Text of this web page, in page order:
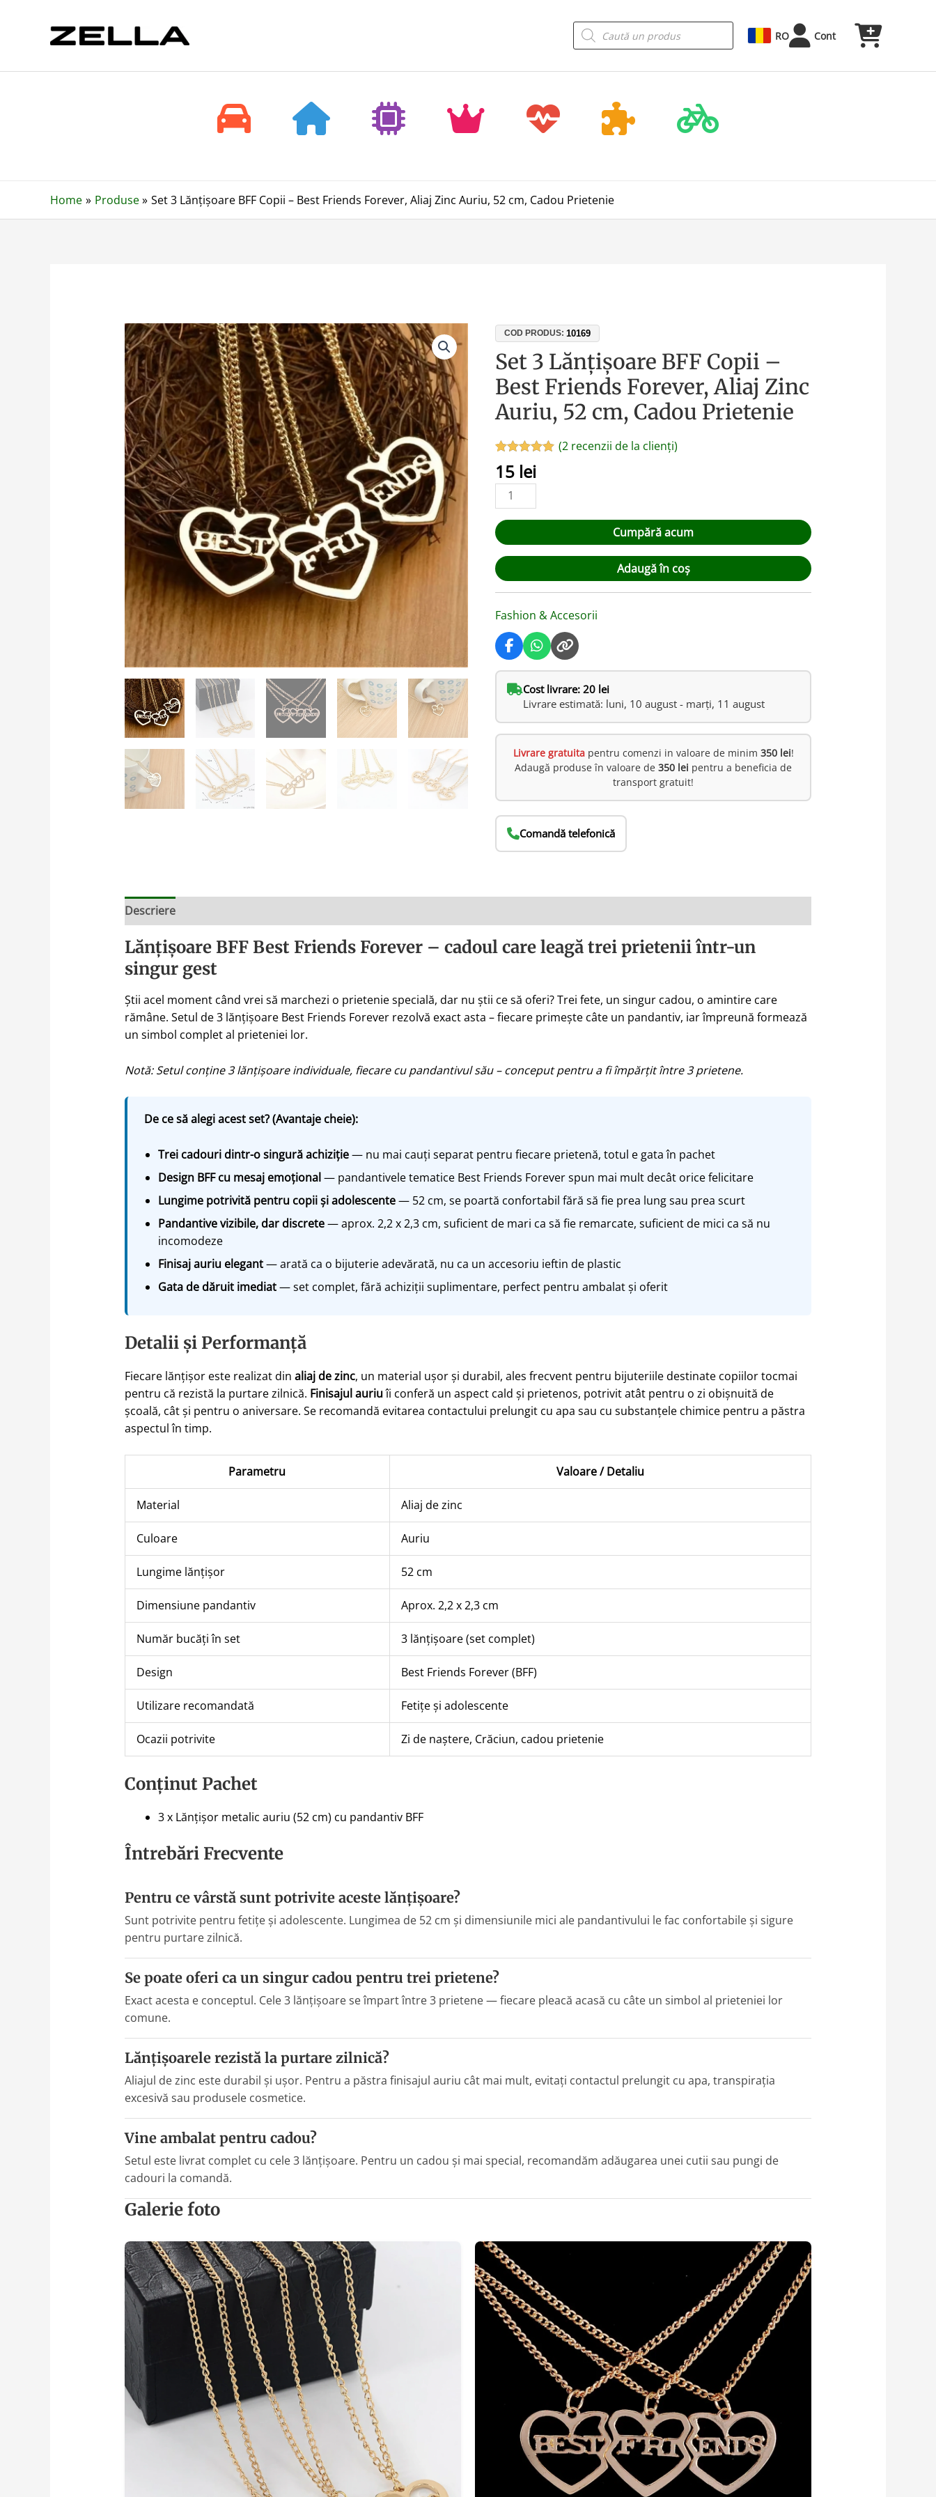
Products
search RO Cont
Home Produse Set 3 Lănțișoare BFF Copii – Best Friends Forever, Aliaj Zinc Auriu, 52 cm, Cadou Prietenie
COD PRODUS:10169
Set 3 Lănțișoare BFF Copii –
Best Friends Forever, Aliaj Zinc
Auriu, 52 cm, Cadou Prietenie
Evaluat la
5.00 din 5 pe
baza a
evaluări de la
clienți
(2recenzii de la clienți)
15 lei
Cantitate
3
Lănțișoare
BFF
Copii
Best
Friends
Forever,
Aliaj
Zinc
Auriu,
52
cm,
Cadou
Prietenie
Cumpără acum
Adaugă în coș
Fashion & Accesorii
Cost livrare: 20 lei
Livrare estimată: luni, 10 august - marți, 11 august
Livrare gratuitapentru comenzi in valoare de minim 350 lei!
Adaugă produse în valoare de350 lei pentru a beneficia de
transport gratuit!
Comandă telefonică
Descriere
Lănțișoare BFF Best Friends Forever – cadoul care leagă trei prietenii într-un
singur gest
Știi acel moment când vrei să marchezi o prietenie specială, dar nu știi ce să oferi? Trei fete, un singur cadou, o amintire care
rămâne. Setul de 3 lănțișoare Best Friends Forever rezolvă exact asta – fiecare primește câte un pandantiv, iar împreună formează
un simbol complet al prieteniei lor.
Notă: Setul conține 3 lănțișoare individuale, fiecare cu pandantivul său – conceput pentru a fi împărțit între 3 prietene.
De ce să alegi acest set? (Avantaje cheie):
Trei cadouri dintr-o singură achiziție— nu mai cauți separat pentru fiecare prietenă, totul e gata în pachet
Design BFF cu mesaj emoțional— pandantivele tematice Best Friends Forever spun mai mult decât orice felicitare
Lungime potrivită pentru copii și adolescente— 52 cm, se poartă confortabil fără să fie prea lung sau prea scurt
Pandantive vizibile, dar discrete— aprox. 2,2 x 2,3 cm, suficient de mari ca să fie remarcate, suficient de mici ca să nu
incomodeze
Finisaj auriu elegant— arată ca o bijuterie adevărată, nu ca un accesoriu ieftin de plastic
Gata de dăruit imediat— set complet, fără achiziții suplimentare, perfect pentru ambalat și oferit
Detalii și Performanță
Fiecare lănțișor este realizat din aliaj de zinc, un material ușor și durabil, ales frecvent pentru bijuteriile destinate copiilor tocmai
pentru că rezistă la purtare zilnică. Finisajul auriuîi conferă un aspect cald și prietenos, potrivit atât pentru o zi obișnuită de
școală, cât și pentru o aniversare. Se recomandă evitarea contactului prelungit cu apa sau cu substanțele chimice pentru a păstra
aspectul în timp.
Parametru Valoare / Detaliu
Material Aliaj de zinc
Culoare Auriu
Lungime lănțișor 52 cm
Dimensiune pandantiv Aprox. 2,2 x 2,3 cm
Număr bucăți în set 3 lănțișoare (set complet)
Design Best Friends Forever (BFF)
Utilizare recomandată Fetițe și adolescente
Ocazii potrivite Zi de naștere, Crăciun, cadou prietenie
Conținut Pachet
3 x Lănțișor metalic auriu (52 cm) cu pandantiv BFF
Întrebări Frecvente
Pentru ce vârstă sunt potrivite aceste lănțișoare?
Sunt potrivite pentru fetițe și adolescente. Lungimea de 52 cm și dimensiunile mici ale pandantivului le fac confortabile și sigure
pentru purtare zilnică.
Se poate oferi ca un singur cadou pentru trei prietene?
Exact acesta e conceptul. Cele 3 lănțișoare se împart între 3 prietene — fiecare pleacă acasă cu câte un simbol al prieteniei lor
comune.
Lănțișoarele rezistă la purtare zilnică?
Aliajul de zinc este durabil și ușor. Pentru a păstra finisajul auriu cât mai mult, evitați contactul prelungit cu apa, transpirația
excesivă sau produsele cosmetice.
Vine ambalat pentru cadou?
Setul este livrat complet cu cele 3 lănțișoare. Pentru un cadou și mai special, recomandăm adăugarea unei cutii sau pungi de
cadouri la comandă.
Galerie foto